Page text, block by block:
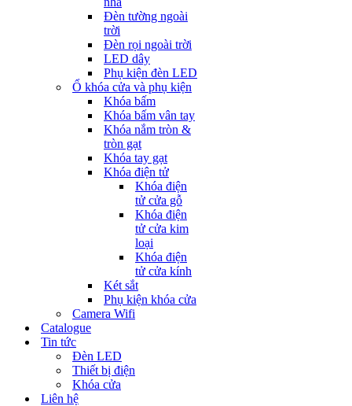
Đèn tường ngoài
trời
Đèn rọi ngoài trời
LED dây
Phụ kiện đèn LED
Ổ khóa cửa và phụ kiện
Khóa bấm
Khóa bấm vân tay
Khóa nắm tròn &
tròn gạt
Khóa tay gạt
Khóa điện tử
Khóa điện
tử cửa gỗ
Khóa điện
tử cửa kim
loại
Khóa điện
tử cửa kính
Két sắt
Phụ kiện khóa cửa
Camera Wifi
Catalogue
Tin tức
Đèn LED
Thiết bị điện
Khóa cửa
Liên hệ